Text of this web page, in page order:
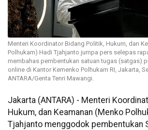
Menteri Koordinator Bidang Politik, Hukum, dan
Polhukam) Hadi Tjahjanto jumpa pers selepas
membahas pembentukan satuan tugas (satgas)
online di Kantor Kemenko Polhukam RI, Jakarta,
ANTARA/Genta Tenri Mawangi.
Jakarta (ANTARA) - Menteri
Hukum, dan Keamanan (Menko
Tjahjanto menggodok pembentukan